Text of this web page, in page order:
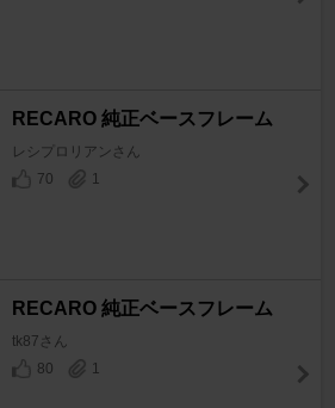
RECARO 純正ベースフレーム
レシプロリアンさん
70
1
RECARO 純正ベースフレーム
tk87さん
80
1